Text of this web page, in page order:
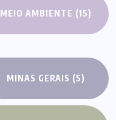
MEIO AMBIENTE (15)
MINAS GERAIS (5)